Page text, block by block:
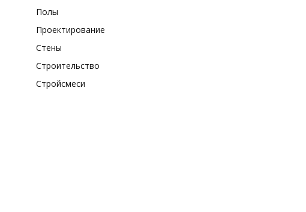
Полы
Проектирование
Стены
Строительство
Стройсмеси